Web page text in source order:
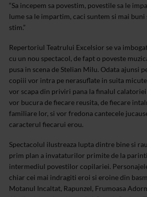
“Sa incepem sa povestim, povestile sa le
lume sa le impartim, caci suntem si mai
stim.”
Repertoriul Teatrului Excelsior se va
cu un nou spectacol, de fapt o poveste
pusa in scena de Stelian Milu. Odata ajunsi
copiii vor intra pe nerasuflate in suita
vor scapa din priviri pana la finalul calatoriei
vor bucura de fiecare reusita, de fiecare
familiare lor, si vor fredona cantecele
caracterul fiecarui erou.
Spectacolul ilustreaza lupta dintre bine si
prim plan a invataturilor primite de la
intermediul povestilor copilariei.
chiar cei mai indragiti eroi si eroine din
Motanul Incaltat, Rapunzel, Frumoasa